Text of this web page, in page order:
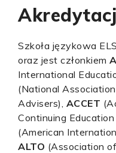
Szkoła językowa
oraz jest członkiem
International
(National
Advisers), ACCET
Continuing
(American
ALTO (Association